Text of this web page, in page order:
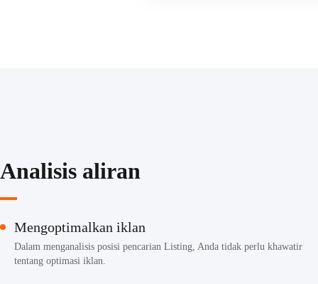
Analisis aliran
Mengoptimalkan iklan
Dalam menganalisis posisi pencarian Listing, Anda tidak perlu khawatir
tentang optimasi iklan.